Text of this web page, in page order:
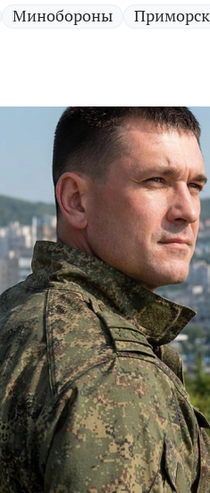
Минобороны